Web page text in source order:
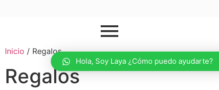
Inicio / Regalos
Regalos
Hola, Soy Laya ¿Cómo puedo ayudarte?